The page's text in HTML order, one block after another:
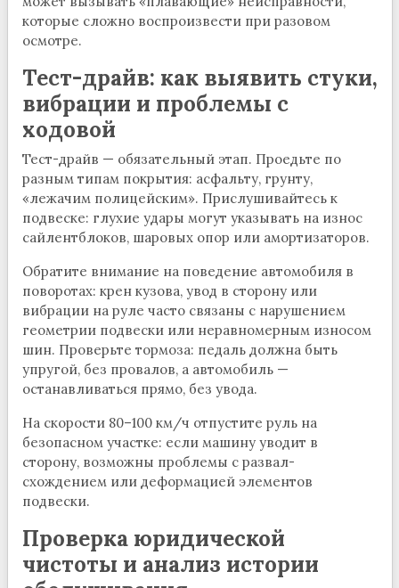
которые сложно воспроизвести при разовом
осмотре.
Тест-драйв: как выявить стуки,
вибрации и проблемы с
ходовой
Тест-драйв — обязательный этап. Проедьте по
разным типам покрытия: асфальту, грунту,
«лежачим полицейским». Прислушивайтесь к
подвеске: глухие удары могут указывать на износ
сайлентблоков, шаровых опор или амортизаторов.
Обратите внимание на поведение автомобиля в
поворотах: крен кузова, увод в сторону или
вибрации на руле часто связаны с нарушением
геометрии подвески или неравномерным износом
шин. Проверьте тормоза: педаль должна быть
упругой, без провалов, а автомобиль —
останавливаться прямо, без увода.
На скорости 80–100 км/ч отпустите руль на
безопасном участке: если машину уводит в
сторону, возможны проблемы с развал-
схождением или деформацией элементов
подвески.
Проверка юридической
чистоты и анализ истории